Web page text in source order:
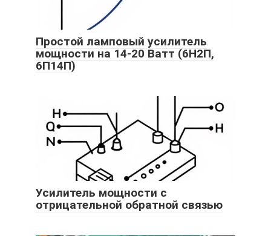
Простой ламповый усилитель
мощности на 14-20 Ватт (6Н2П,
6П14П)
Усилитель мощности с
отрицательной обратной связью